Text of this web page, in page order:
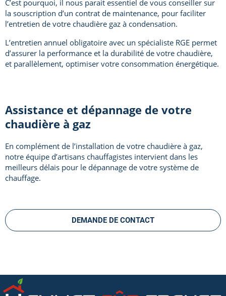
C’est pourquoi, il nous parait essentiel de vous conseiller sur
la souscription d’un contrat de maintenance, pour faciliter
l’entretien de votre chaudière gaz à condensation.
L’entretien annuel obligatoire avec un spécialiste RGE permet
d’assurer la performance et la durabilité de votre chaudière,
et parallèlement, optimiser votre consommation énergétique.
Assistance et dépannage de votre
chaudière à gaz
En complément de l’installation de votre chaudière à gaz,
notre équipe d’artisans chauffagistes intervient dans les
meilleurs délais pour le dépannage de votre système de
chauffage.
DEMANDE DE CONTACT